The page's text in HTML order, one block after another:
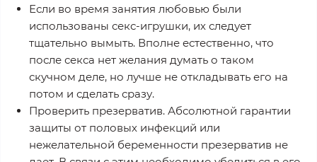
Если во время занятия любовью были
использованы секс-игрушки, их следует
тщательно вымыть. Вполне естественно, что
после секса нет желания думать о таком
скучном деле, но лучше не откладывать его на
потом и сделать сразу.
Проверить презерватив. Абсолютной гарантии
защиты от половых инфекций или
нежелательной беременности презерватив не